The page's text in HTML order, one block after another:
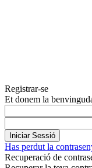
Registrar-se
Et donem la
Has perdut la
Recuperació de